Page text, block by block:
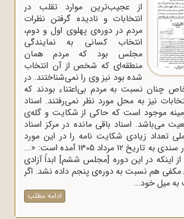
از عجیب‌ترین موارد تقلب در
انتخابات و نادیده گرفتن نظرات
مردم در دوره‌ی پهلوی اول و دوم،
انتخاب کسانی به نمایندگی
مجلس بود که مردم همان
منطقه‌ای که شخص از آن انتخاب
شده بود نیز وی را نمی‌شناختند. در
چنان نسبت به مردم بی‌اعتناء بودند که
نیز به محل مورد نظر نمی‌رفتند. اسناد
زمینه موجود است که حاکی از شکایت و گله‌ی
می‌باشد. اسناد باقی مانده در مرکز اسناد
تعداد زیادی شکایت نامه را در این مورد
نشان می‌دهد. در سندی به تاریخ 12 مرداد 1305 آمده است: «...
از اینکه در این دوره [مجلس ششم] ابداً آزادی
مکفی هم نسبت به دوره‌ی پنجم داده نشد. اگر
میل خود...
ادامه مطلب